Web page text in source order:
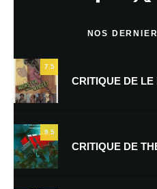
Nom*
NOS
7.5
CRITIQUE DE
9.5
CRITIQUE DE